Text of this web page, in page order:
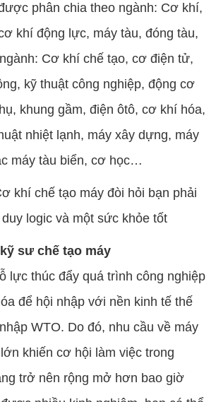
phân chia theo ngành: Cơ khí,
khí động lực, máy tàu, đóng tàu,
Cơ khí chế tạo, cơ điện tử,
kỹ thuật công nghiệp, động cơ
khung gầm, điện ôtô, cơ khí hóa,
nhiệt lạnh, máy xây dựng, máy
máy tàu biển, cơ học…
khí chế tạo máy đòi hỏi bạn phải
logic và một sức khỏe tốt
sư chế tạo máy
lực thúc đẩy quá trình công nghiệp
để hội nhập với nền kinh tế thế
WTO. Do đó, nhu cầu về máy
khiến cơ hội làm việc trong
trở nên rộng mở hơn bao giờ